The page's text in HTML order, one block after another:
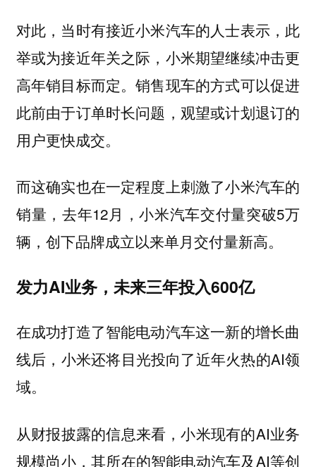
对此，当时有接近小米汽车的人士表示，此
举或为接近年关之际，小米期望继续冲击更
高年销目标而定。销售现车的方式可以促进
此前由于订单时长问题，观望或计划退订的
用户更快成交。
而这确实也在一定程度上刺激了小米汽车的
销量，去年12月，小米汽车交付量突破5万
辆，创下品牌成立以来单月交付量新高。
发力AI业务，未来三年投入600亿
在成功打造了智能电动汽车这一新的增长曲
线后，小米还将目光投向了近年火热的AI领
域。
从财报披露的信息来看，小米现有的AI业务
规模尚小，其所在的智能电动汽车及AI等创